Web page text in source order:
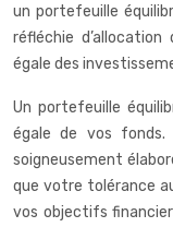
un portefeuille
réfléchie
égale des
Un portefeuille
égale de vos fonds.
soigneusement
que votre tolérance
vos objectifs